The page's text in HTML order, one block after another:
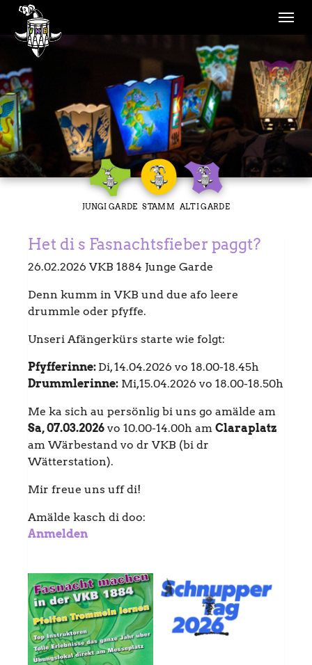
Skip to main navigation
Skip to main content
Skip to page footer
JUNGI GARDE STAMM ALTI GARDE
Het di s Fasnachtsfieber paggt?
26.02.2026 VKB 1884 Junge Garde
Denn kumm in VKB und due afo leere
drummle oder pfyffe.
Unseri Afängerkürs starte wie folgt:
Pfyfferinne: Di, 14.04.2026 vo 18.00-18.45h
Drummlerinne: Mi,15.04.2026 vo 18.00-18.50h
Me ka sich au persönlig bi uns go amälde am
Sa, 07.03.2026 vo 10.00-14.00h am Claraplatz
am Wärbestand vo dr VKB (bi dr
Wätterstation).
Mir freue uns uff di!
Amälde kasch di doo:
Anmelden
Show larger version Show larger version